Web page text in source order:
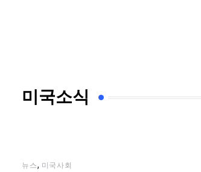
미국소식
뉴스, 미국사회